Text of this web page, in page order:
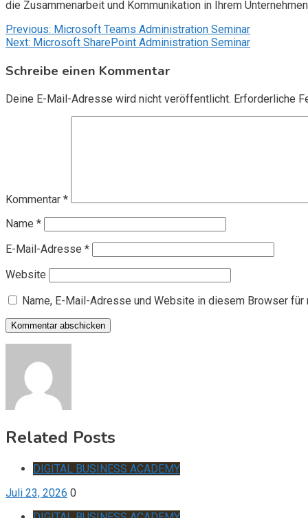
die Zusammenarbeit und Kommunikation in Ihrem
Beitragsnavigation
Previous: Microsoft Teams Administration Seminar
Next: Microsoft SharePoint Administration Seminar
Schreibe einen Kommentar
Deine E-Mail-Adresse wird nicht veröffentlicht. Erforderliche
Kommentar *
Name *
E-Mail-Adresse *
Website
Name, E-Mail-Adresse und Website in diesem Browser
Related Posts
DIGITAL BUSINESS ACADEMY
Juli 23, 2026 0